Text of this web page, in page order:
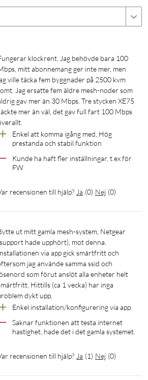
som ger besökare tillgång till
komma åt privata inställningar och
x gigabit-RJ45 (In/ut)
Core CPU
WPA3
samt 1 x nätverkskabel
bara 100
mitt abonnemang ger inte mer, men
ville täcka fem byggnader på 2500 kvm
Jag ersatte fem äldre mesh-noder som
gav mer än 30 Mbps. Tre stycken XE75
mer än väl, det gav full fart 100 Mbps
Enkel att komma igång med, Hög
prestanda och stabil funktion
Kunde ha haft fler inställningar, t.ex för
FW
recensionen till hjälp? Ja (0) Nej (0)
Netgear
hade upphört), mot denna.
via app gick smärtfritt och
jag använde samma ssid och
som förut anslöt alla enheter helt
Hittills (ca 1 vecka) har inga
dykt upp.
Enkel installation/konfigurering via app.
Saknar funktionen att testa internet
hastighet, hade det i det gamla systemet.
recensionen till hjälp? Ja (1) Nej (0)